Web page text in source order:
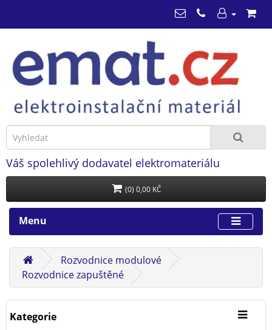
Váš spolehlivý dodavatel elektromateriálu
(0) 0,00 KČ
Menu
Rozvodnice modulové
Rozvodnice zapuštěné
Kategorie